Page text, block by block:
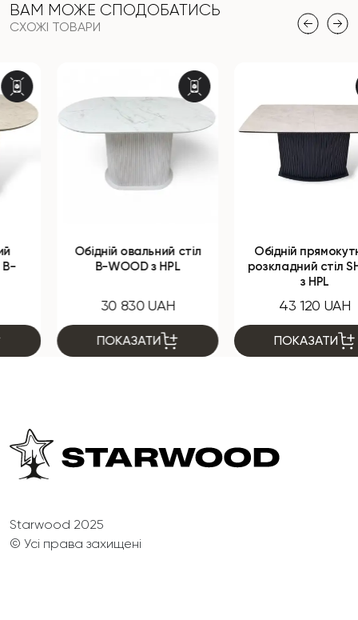
ВАМ МОЖЕ СПОДОБАТИСЬ
СХОЖІ ТОВАРИ
Обідній овальний стіл
B-WOOD з HPL
30 830 UAH
ПОКАЗАТИ
Обідній прямокутний
розкладний стіл SHARK
43 120 UAH
ПОКАЗАТИ
Starwood 2025
© Усі права захищені